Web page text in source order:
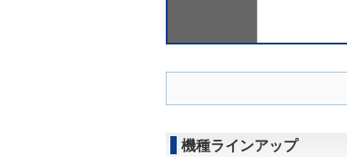
機種ラインアップ